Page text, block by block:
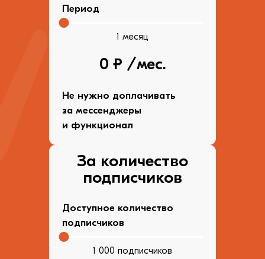
Период
1 месяц
0 ₽ /мес.
Не нужно доплачивать
за мессенджеры
и функционал
За количество
подписчиков
Доступное количество
подписчиков
1 000 подписчиков